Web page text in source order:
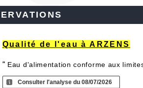
Qualité de l'eau à ARZENS
“ Eau d'alimentation conforme aux
Consulter l'analyse du 08/07/2026